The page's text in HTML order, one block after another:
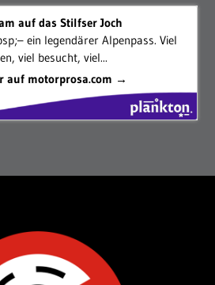
auf das Stilfser Joch
ein legendärer Alpenpass. Viel
viel besucht, viel...
auf motorprosa.com →